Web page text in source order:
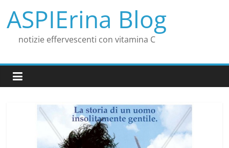
contenuto
ASPIErina Blog
notizie effervescenti con vitamina C